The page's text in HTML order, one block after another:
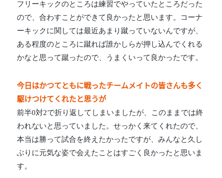
フリーキックのところは練習でやっていたところだった
ので、合わすことができて良かったと思います。コーナ
ーキックに関しては最近あまり蹴っていないんですが、
ある程度のところに蹴れば誰かしらが押し込んでくれる
かなと思って蹴ったので、うまくいって良かったです。
今日はかつてともに戦ったチームメイトの皆さんも多く
駆けつけてくれたと思うが
前半0対2で折り返してしまいましたが、このままでは終
われないと思っていました。せっかく来てくれたので、
本当は勝って試合を終えたかったですが、みんなと久し
ぶりに元気な姿で会えたことはすごく良かったと思いま
す。